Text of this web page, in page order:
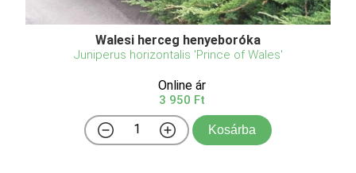
Walesi herceg henyeboróka
Juniperus horizontalis 'Prince of Wales'
Online ár
3 950 Ft
Kosárba